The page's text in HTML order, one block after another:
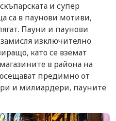
и супер
са в паунови мотиви,
Пауни и паунови
изключително
като се вземат
в района на
предимно от
и милиардери, пауните